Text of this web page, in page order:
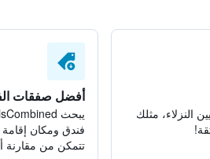
النزلاء، مثلك
أفضل صفقات
فندق ومكان
تتمكن من مقارنة